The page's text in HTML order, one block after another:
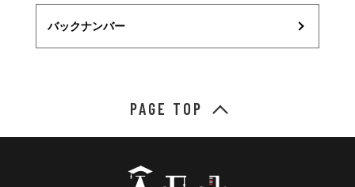
バックナンバー
PAGE TOP